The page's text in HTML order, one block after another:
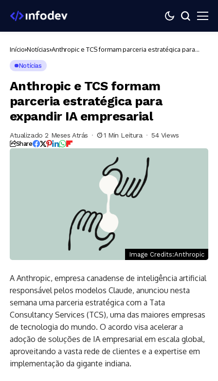
Início Notícias Anthropic e TCS formam parceria estratégica para
Notícias
Anthropic e TCS formam
parceria estratégica para
expandir IA empresarial
Atualizado 2 Meses Atrás 1 Min Leitura 54 Views
Share
Image Credits:Anthropic
A Anthropic, empresa canadense de inteligência artificial
responsável pelos modelos Claude, anunciou nesta
semana uma parceria estratégica com a Tata
Consultancy Services (TCS), uma das maiores empresas
de tecnologia do mundo. O acordo visa acelerar a
adoção de soluções de IA empresarial em escala global,
aproveitando a vasta rede de clientes e a expertise em
implementação da gigante indiana.